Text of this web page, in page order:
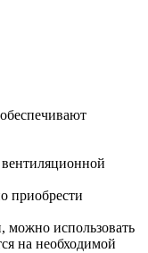
приобрести
можно использовать
на необходимой